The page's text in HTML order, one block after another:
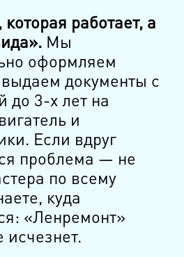
которая работает, а
Мы
оформляем
документы с
до 3-х лет на
и
Если вдруг
проблема — не
по всему
куда
«Ленремонт»
исчезнет.